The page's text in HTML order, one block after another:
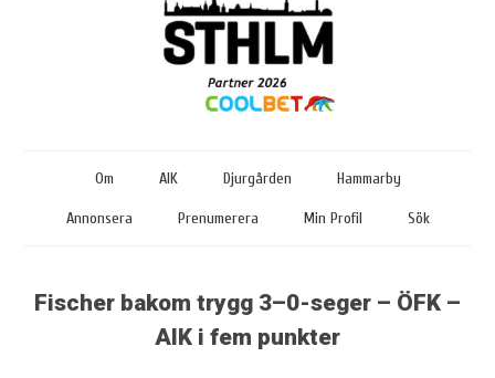
Om AIK Djurgården Hammarby
Annonsera Prenumerera Min Profil Sök
Fischer bakom trygg 3–0-seger – ÖFK –
AIK i fem punkter